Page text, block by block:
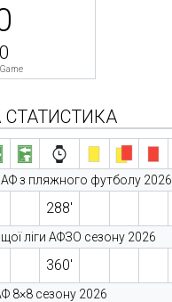
0
СТАТИСТИКА
з пляжного футболу 2026
288′
ліги АФЗО сезону 2026
360′
8×8 сезону 2026